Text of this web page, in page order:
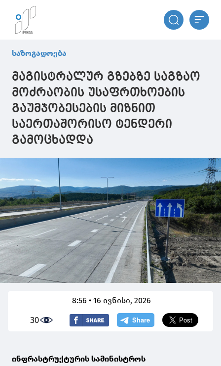
საზოგადოება
მაგისტრალურ გზებზე საგზაო
მოძრაობის უსაფრთხოების
გაუმჯობესების მიზნით
საერთაშორისო ტენდერი
გამოცხადდა
8:56 • 16 ივნისი, 2026
30
ინფრასტრუქტურის სამინისტროს